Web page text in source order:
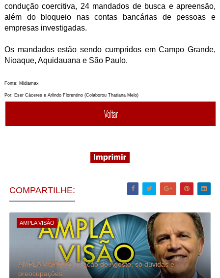
condução coercitiva, 24 mandados de busca e apreensão,
além do bloqueio nas contas bancárias de pessoas e
empresas investigadas.
Os mandados estão sendo cumpridos em Campo Grande,
Nioaque, Aquidauana e São Paulo.
Fonte: Midiamax
Por: Eser Cáceres e Arlindo Florentino (Colaborou Thatiana Melo)
COMPARTILHE:
AMPLA VISÃO
AMPLA VISÃO| O furacão de Agosto; só dúvidas e
preocupações